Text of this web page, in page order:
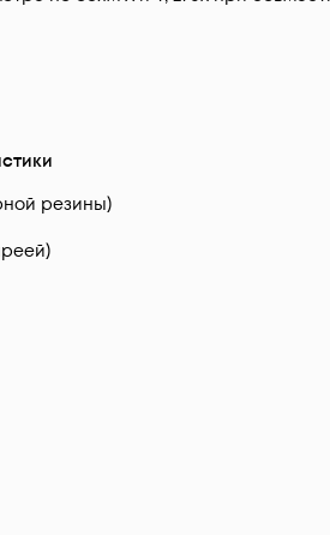
резины)